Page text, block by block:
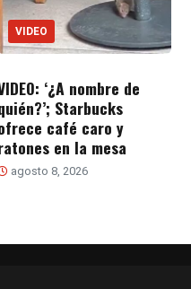
VIDEO
‘¿A nombre de
Starbucks
café caro y
en la mesa
agosto 8, 2026